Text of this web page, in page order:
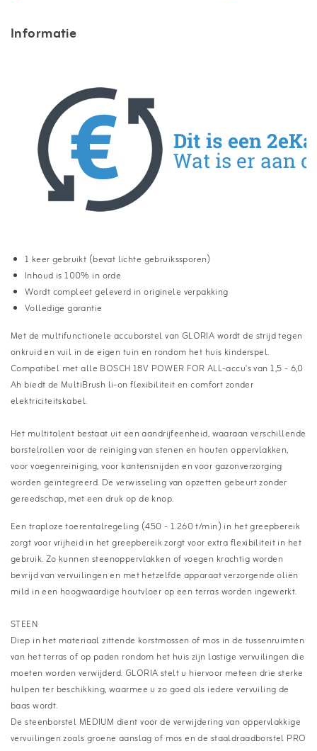
Informatie
1 keer gebruikt (bevat lichte gebruikssporen)
Inhoud is 100% in orde
Wordt compleet geleverd in originele verpakking
Volledige garantie
Met de multifunctionele accuborstel van GLORIA wordt de strijd tegen
onkruid en vuil in de eigen tuin en rondom het huis kinderspel.
Compatibel met alle BOSCH 18V POWER FOR ALL-accu's van 1,5 - 6,0
Ah biedt de MultiBrush li-on flexibiliteit en comfort zonder
elektriciteitskabel.
Het multitalent bestaat uit een aandrijfeenheid, waaraan verschillende
borstelrollen voor de reiniging van stenen en houten oppervlakken,
voor voegenreiniging, voor kantensnijden en voor gazonverzorging
worden geïntegreerd. De verwisseling van opzetten gebeurt zonder
gereedschap, met een druk op de knop.
Een traploze toerentalregeling (450 - 1.260 t/min) in het greepbereik
zorgt voor vrijheid in het greepbereik zorgt voor extra flexibiliteit in het
gebruik. Zo kunnen steenoppervlakken of voegen krachtig worden
bevrijd van vervuilingen en met hetzelfde apparaat verzorgende oliën
mild in een hoogwaardige houtvloer op een terras worden ingewerkt.
STEEN
Diep in het materiaal zittende korstmossen of mos in de tussenruimten
van het terras of op paden rondom het huis zijn lastige vervuilingen die
moeten worden verwijderd. GLORIA stelt u hiervoor meteen drie sterke
hulpen ter beschikking, waarmee u zo goed als iedere vervuiling de
baas wordt.
De steenborstel MEDIUM dient voor de verwijdering van oppervlakkige
vervuilingen zoals groene aanslag of mos en de staaldraadborstel PRO